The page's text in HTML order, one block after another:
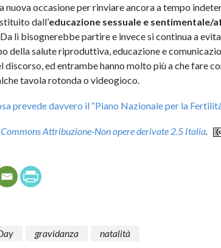
nuova occasione per rinviare ancora a tempo
dall’educazione sessuale e sentimentale/
lì bisognerebbe partire e invece si continua a
della salute riproduttiva, educazione e
ed entrambe hanno molto più a che fare
tavola rotonda o videogioco.
prevede davvero il “Piano Nazionale per la
Attribuzione-Non opere derivate 2.5 Italia
gravidanza natalità